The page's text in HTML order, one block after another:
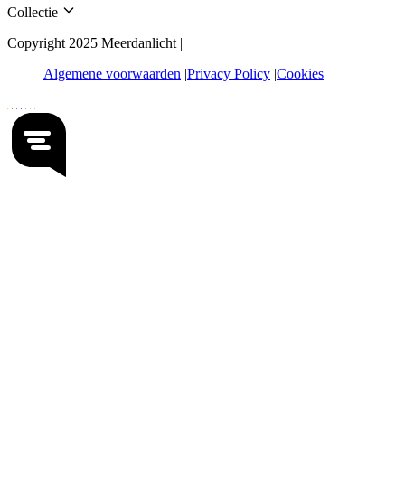
Collectie
Copyright 2025 Meerdanlicht |
Algemene voorwaarden Privacy Policy Cookies